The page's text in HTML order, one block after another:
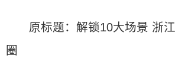
原标题：解锁10大场景 浙
圈